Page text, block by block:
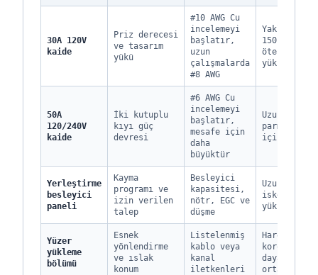
30A 120V
kaide
Priz derecesi
ve tasarım
yükü
#10 AWG Cu
incelemeyi
başlatır,
uzun
çalışmalarda
#8 AWG
Yaklaşık
150 ft'nin
ötesinde
yüksek
50A
120/240V
kaide
İki kutuplu
kıyı güç
devresi
#6 AWG Cu
incelemeyi
başlatır,
mesafe için
daha
büyüktür
Uzun
parmaklar
için orta
Yerleştirme
besleyici
paneli
Kayma
programı ve
izin verilen
talep
Besleyici
kapasitesi,
nötr, EGC ve
düşme
Uzun
iskelelerde
yüksek
Yüzer
yükleme
bölümü
Esnek
yönlendirme
ve ıslak
konum
Listelenmiş
kablo veya
kanal
iletkenleri
Hareket ve
korozyona
dayanıklı
orta